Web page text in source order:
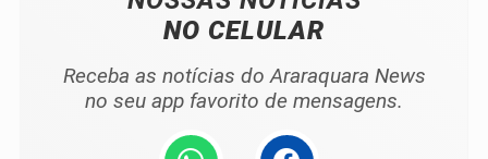
NO CELULAR
Receba as notícias do Araraquara News
no seu app favorito de mensagens.